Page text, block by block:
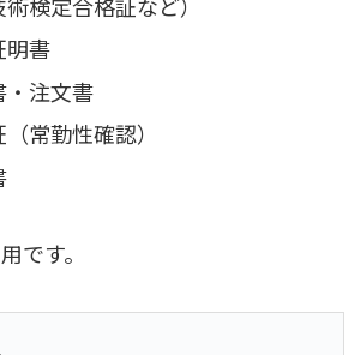
明書
・注文書
常勤性確認）
です。